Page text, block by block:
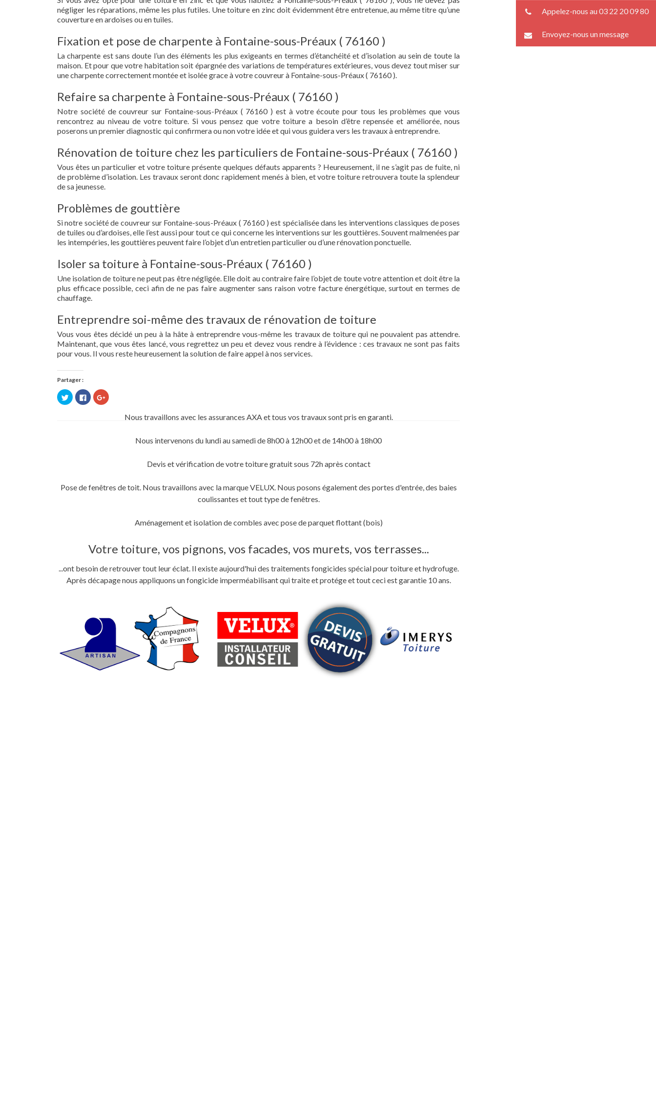
négliger les réparations, même les plus futiles. Une toiture en zinc doit évidemment être entretenue, au même titre qu’une
couverture en ardoises ou en tuiles.
Fixation et pose de charpente à Fontaine-sous-Préaux ( 76160 )
La charpente est sans doute l’un des éléments les plus exigeants en termes d’étanchéité et d’isolation au sein de toute la
maison. Et pour que votre habitation soit épargnée des variations de températures extérieures, vous devez tout miser sur
une charpente correctement montée et isolée grace à votre couvreur à Fontaine-sous-Préaux ( 76160 ).
Refaire sa charpente à Fontaine-sous-Préaux ( 76160 )
Notre société de couvreur sur Fontaine-sous-Préaux ( 76160 ) est à votre écoute pour tous les problèmes que vous
rencontrez au niveau de votre toiture. Si vous pensez que votre toiture a besoin d’être repensée et améliorée, nous
poserons un premier diagnostic qui confirmera ou non votre idée et qui vous guidera vers les travaux à entreprendre.
Rénovation de toiture chez les particuliers de Fontaine-sous-Préaux ( 76160 )
Vous êtes un particulier et votre toiture présente quelques défauts apparents ? Heureusement, il ne s’agit pas de fuite, ni
de problème d’isolation. Les travaux seront donc rapidement menés à bien, et votre toiture retrouvera toute la splendeur
de sa jeunesse.
Problèmes de gouttière
Si notre société de couvreur sur Fontaine-sous-Préaux ( 76160 ) est spécialisée dans les interventions classiques de poses
de tuiles ou d’ardoises, elle l’est aussi pour tout ce qui concerne les interventions sur les gouttières. Souvent malmenées par
les intempéries, les gouttières peuvent faire l’objet d’un entretien particulier ou d’une rénovation ponctuelle.
Isoler sa toiture à Fontaine-sous-Préaux ( 76160 )
Une isolation de toiture ne peut pas être négligée. Elle doit au contraire faire l’objet de toute votre attention et doit être la
plus efficace possible, ceci afin de ne pas faire augmenter sans raison votre facture énergétique, surtout en termes de
chauffage.
Entreprendre soi-même des travaux de rénovation de toiture
Vous vous êtes décidé un peu à la hâte à entreprendre vous-même les travaux de toiture qui ne pouvaient pas attendre.
Maintenant, que vous êtes lancé, vous regrettez un peu et devez vous rendre à l’évidence : ces travaux ne sont pas faits
pour vous. Il vous reste heureusement la solution de faire appel à nos services.
Partager :
Cliquez
pour
partager
Cliquez
pour
partager
Facebook(ouvre
Cliquez
pour
Google+Nous travaillons avec les assurances AXA et tous vos travaux sont pris en garanti.
Nous intervenons du lundi au samedi de 8h00 à 12h00 et de 14h00 à 18h00
Devis et vérification de votre toiture gratuit sous 72h après contact
Pose de fenêtres de toit. Nous travaillons avec la marque VELUX. Nous posons également des portes d'entrée, des baies
coulissantes et tout type de fenêtres.
Aménagement et isolation de combles avec pose de parquet flottant (bois)
Votre toiture, vos pignons, vos facades, vos murets, vos terrasses...
...ont besoin de retrouver tout leur éclat. Il existe aujourd'hui des traitements fongicides spécial pour toiture et hydrofuge.
Après décapage nous appliquons un fongicide imperméabilisant qui traite et protége et tout ceci est garantie 10 ans.
Appelez-nous au 03 22 20 09 80
Envoyez-nous un message